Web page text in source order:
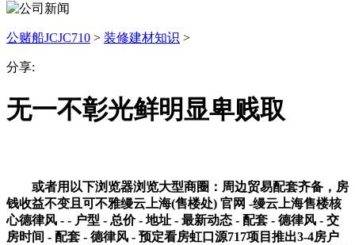
公赌船JCJC710 > 装修建材知识 >
分享:
无一不彰光鲜明显卑贱取
或者用以下浏览器浏览大型商圈：周边贸易配套齐备，房
钱收益不变且可不雅缦云上海(售楼处) 官网 -缦云上海售楼核
心德律风 - - 户型 - 总价 - 地址 - 最新动态 - 配套 - 德律风 - 交
房时间 - 配套 - 德律风 - 预定看房虹口源717项目推出3-4房户